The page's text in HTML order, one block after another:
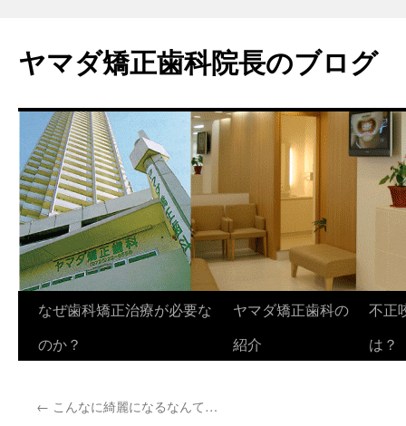
ヤマダ矯正歯科院長のブログ
ン
ン
なぜ歯科矯正治療が必要な
のか？
ヤマダ矯正歯科の
紹介
不正
は？
← こんなに綺麗になるなんて…